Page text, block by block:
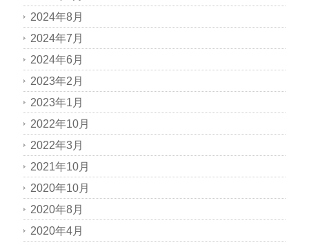
2024年8月
2024年7月
2024年6月
2023年2月
2023年1月
2022年10月
2022年3月
2021年10月
2020年10月
2020年8月
2020年4月